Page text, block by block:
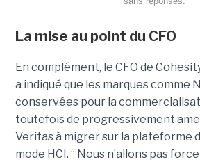
La mise au point du CFO
En complément, le CFO de
a indiqué que les marques comme
conservées pour la
toutefois de progressivement
Veritas à migrer sur la plateforme
mode HCI. “ Nous n’allons pas